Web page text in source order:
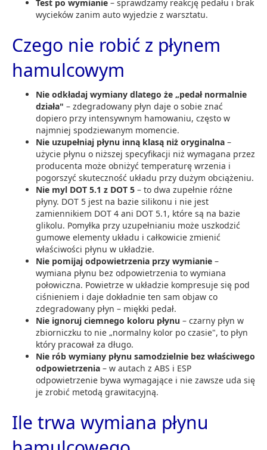
Test po wymianie – sprawdzamy reakcję pedału i brak
wycieków zanim auto wyjedzie z warsztatu.
Czego nie robić z płynem
hamulcowym
Nie odkładaj wymiany dlatego że „pedał normalnie
działa" – zdegradowany płyn daje o sobie znać
dopiero przy intensywnym hamowaniu, często w
najmniej spodziewanym momencie.
Nie uzupełniaj płynu inną klasą niż oryginalna –
użycie płynu o niższej specyfikacji niż wymagana przez
producenta może obniżyć temperaturę wrzenia i
pogorszyć skuteczność układu przy dużym obciążeniu.
Nie myl DOT 5.1 z DOT 5 – to dwa zupełnie różne
płyny. DOT 5 jest na bazie silikonu i nie jest
zamiennikiem DOT 4 ani DOT 5.1, które są na bazie
glikolu. Pomyłka przy uzupełnianiu może uszkodzić
gumowe elementy układu i całkowicie zmienić
właściwości płynu w układzie.
Nie pomijaj odpowietrzenia przy wymianie –
wymiana płynu bez odpowietrzenia to wymiana
połowiczna. Powietrze w układzie kompresuje się pod
ciśnieniem i daje dokładnie ten sam objaw co
zdegradowany płyn – miękki pedał.
Nie ignoruj ciemnego koloru płynu – czarny płyn w
zbiorniczku to nie „normalny kolor po czasie", to płyn
który pracował za długo.
Nie rób wymiany płynu samodzielnie bez właściwego
odpowietrzenia – w autach z ABS i ESP
odpowietrzenie bywa wymagające i nie zawsze uda się
je zrobić metodą grawitacyjną.
Ile trwa wymiana płynu